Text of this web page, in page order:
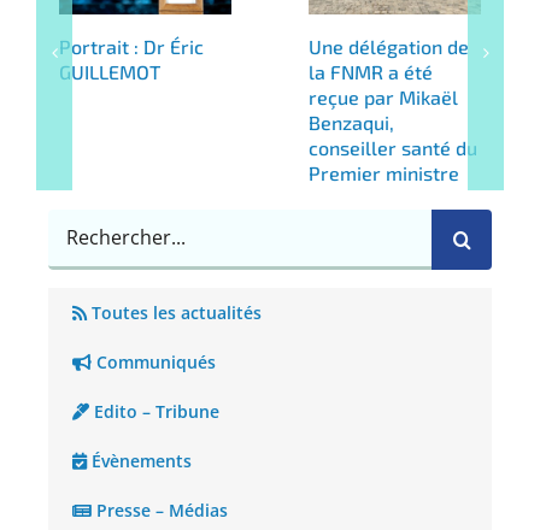
Portrait : Dr Éric
GUILLEMOT
Une délégation de
la FNMR a été
reçue par Mikaël
Benzaqui,
conseiller santé du
Premier ministre
Rechercher
Toutes les actualités
Communiqués
Edito – Tribune
Évènements
Presse – Médias